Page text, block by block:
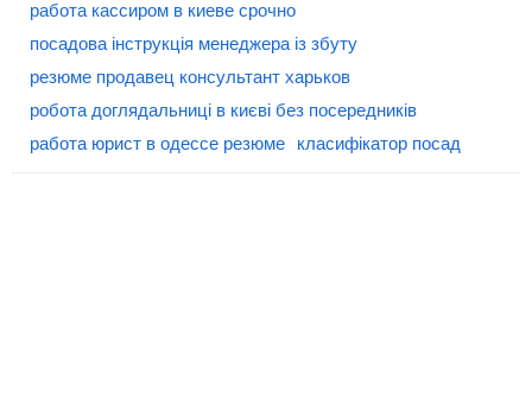
работа кассиром в киеве срочно
посадова інструкція менеджера із збуту
резюме продавец консультант харьков
робота доглядальниці в києві без посередників
работа юрист в одессе резюме
класифікатор посад